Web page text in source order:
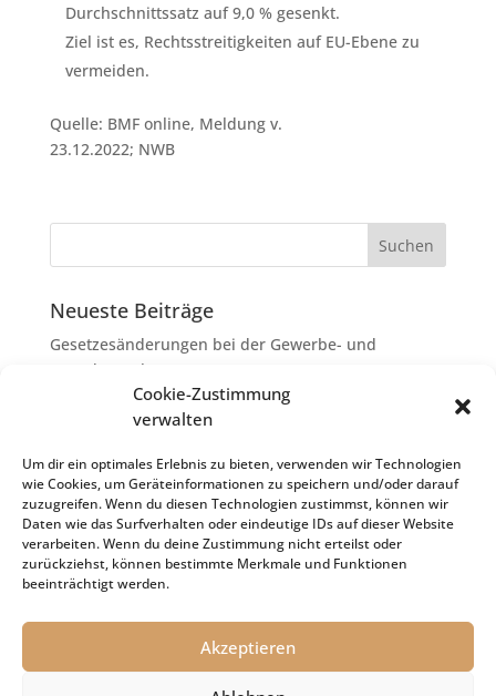
Cookie-Zustimmung
verwalten
Um dir ein optimales Erlebnis zu bieten, verwenden wir Technologien
wie Cookies, um Geräteinformationen zu speichern und/oder darauf
zuzugreifen. Wenn du diesen Technologien zustimmst, können wir
Daten wie das Surfverhalten oder eindeutige IDs auf dieser Website
verarbeiten. Wenn du deine Zustimmung nicht erteilst oder
zurückziehst, können bestimmte Merkmale und Funktionen
beeinträchtigt werden.
Akzeptieren
Durchschnittssatz auf 9,0 % gesenkt.
Ziel ist es, Rechtsstreitigkeiten auf EU-Ebene zu
vermeiden.
Quelle: BMF online, Meldung v.
23.12.2022; NWB
Neueste Beiträge
Gesetzesänderungen bei der Gewerbe- und
Grunderwerbsteuer
Erbschaftsteuer: Rechtsanwaltskosten bei Streit über
Erbauseinandersetzung als
Nachlassverbindlichkeiten
Umsatzsteuer-Umrechnungskurse Juli 2026
Keine Steuerfreiheit eines sog. Konfusionsgewinns
bei Mutterkapitalgesellschaft
Schenkungsteuer: Zinssatz von 5,5 % für die